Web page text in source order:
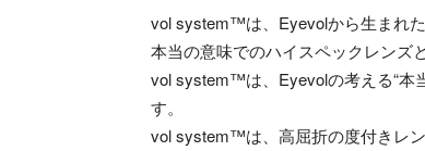
vol system™は、Eyevolから生まれ
本当の意味でのハイスペックレンズ
vol system™は、Eyevolの考える“本
す。
vol system™は、高屈折の度付きレ